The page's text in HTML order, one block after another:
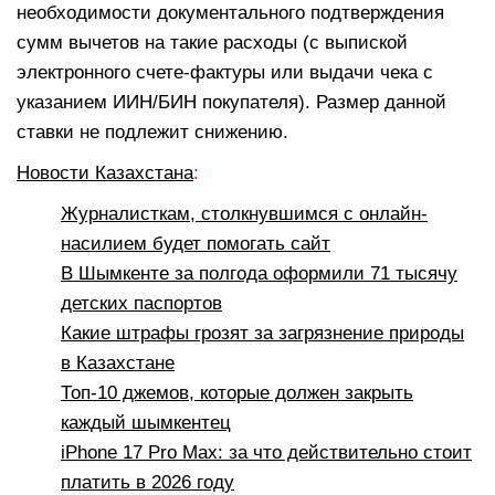
необходимости документального подтверждения
сумм вычетов на такие расходы (с выпиской
электронного счете-фактуры или выдачи чека с
указанием ИИН/БИН покупателя). Размер данной
ставки не подлежит снижению.
Новости Казахстана:
Журналисткам, столкнувшимся с онлайн-
насилием будет помогать сайт
В Шымкенте за полгода оформили 71 тысячу
детских паспортов
Какие штрафы грозят за загрязнение природы
в Казахстане
Топ-10 джемов, которые должен закрыть
каждый шымкентец
iPhone 17 Pro Max: за что действительно стоит
платить в 2026 году